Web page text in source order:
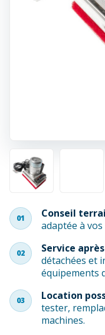
01 Conseil
adaptée à
02 Service
détachées et
équipements
03 Location
tester,
machines.